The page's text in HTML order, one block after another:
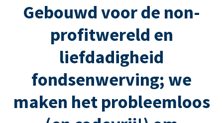
Gebouwd voor de non-
profitwereld en
liefdadigheid
fondsenwerving; we
maken het probleemloos